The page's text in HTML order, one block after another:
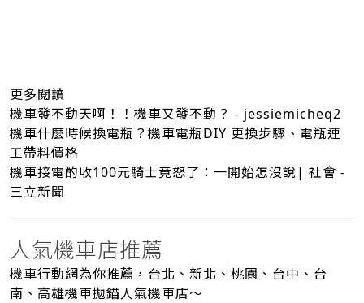
更多閱讀
機車發不動天啊！！機車又發不動？ - jessiemicheq2
機車什麼時候換電瓶？機車電瓶DIY 更換步驟、電瓶連
工帶料價格
機車接電酌收100元騎士竟怒了：一開始怎沒說| 社會 -
三立新聞
人氣機車店推薦
機車行動網為你推薦，台北、新北、桃園、台中、台
南、高雄機車拋錨人氣機車店～